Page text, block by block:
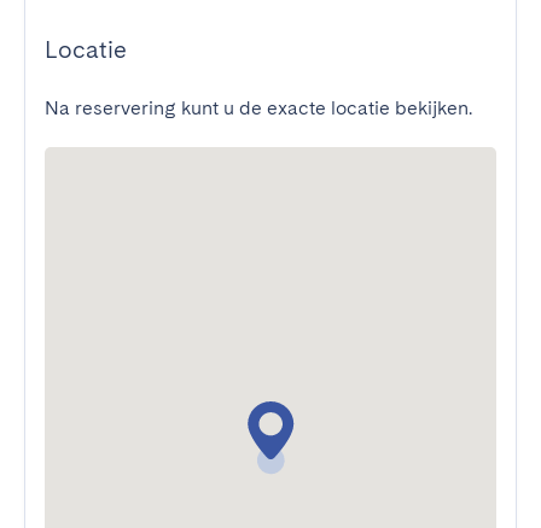
Locatie
Na reservering kunt u de exacte locatie bekijken.